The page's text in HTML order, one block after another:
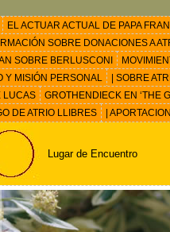
EL ACTUAR ACTUAL DE PAPA
SOBRE DONACIONES A
SOBRE BERLUSCONI
Y MISIÓN PERSONAL
| SOBRE
LUCAS GROTHENDIECK EN ‘THE
DE ATRIO LLIBRES |
Lugar de Encuentro